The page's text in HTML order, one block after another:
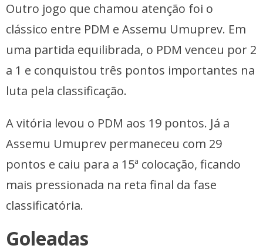
Outro jogo que chamou atenção foi o
clássico entre PDM e Assemu Umuprev. Em
uma partida equilibrada, o PDM venceu por 2
a 1 e conquistou três pontos importantes na
luta pela classificação.
A vitória levou o PDM aos 19 pontos. Já a
Assemu Umuprev permaneceu com 29
pontos e caiu para a 15ª colocação, ficando
mais pressionada na reta final da fase
classificatória.
Goleadas